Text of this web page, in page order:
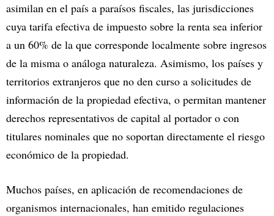
asimilan en el país a paraísos fiscales, las jurisdicciones
cuya tarifa efectiva de impuesto sobre la renta sea inferior
a un 60% de la que corresponde localmente sobre ingresos
de la misma o análoga naturaleza. Asimismo, los países y
territorios extranjeros que no den curso a solicitudes de
información de la propiedad efectiva, o permitan mantener
derechos representativos de capital al portador o con
titulares nominales que no soportan directamente el riesgo
económico de la propiedad.
Muchos países, en aplicación de recomendaciones de
organismos internacionales, han emitido regulaciones